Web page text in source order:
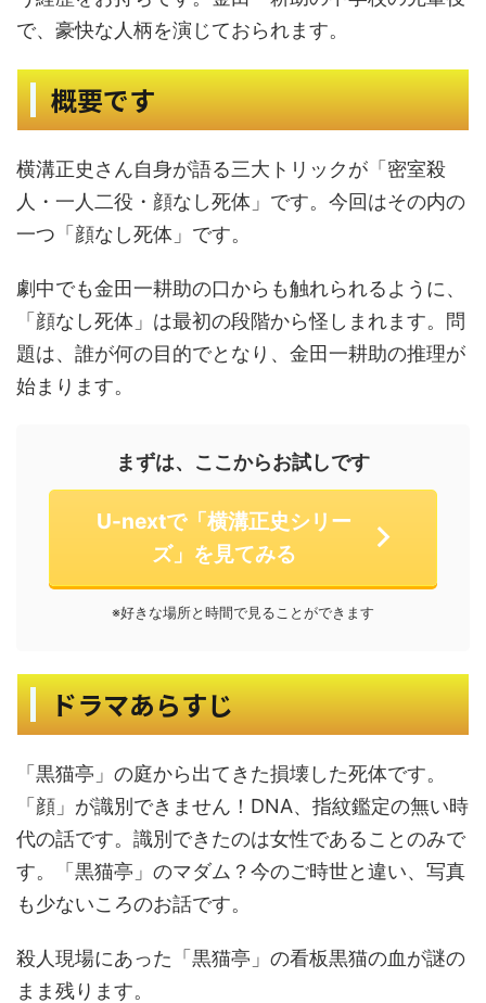
で、豪快な人柄を演じておられます。
概要です
横溝正史さん自身が語る三大トリックが「密室殺
人・一人二役・顔なし死体」です。今回はその内の
一つ「顔なし死体」です。
劇中でも金田一耕助の口からも触れられるように、
「顔なし死体」は最初の段階から怪しまれます。問
題は、誰が何の目的でとなり、金田一耕助の推理が
始まります。
まずは、ここからお試しです
U-nextで「横溝正史シリー
ズ」を見てみる
※好きな場所と時間で見ることができます
ドラマあらすじ
「黒猫亭」の庭から出てきた損壊した死体です。
「顔」が識別できません！DNA、指紋鑑定の無い時
代の話です。識別できたのは女性であることのみで
す。「黒猫亭」のマダム？今のご時世と違い、写真
も少ないころのお話です。
殺人現場にあった「黒猫亭」の看板黒猫の血が謎の
まま残ります。